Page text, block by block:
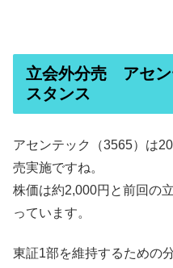
立会外分売 アセ
スタンス
アセンテック（3565）は
売実施ですね。
株価は約2,000円と前回の
っています。
東証1部を維持するための